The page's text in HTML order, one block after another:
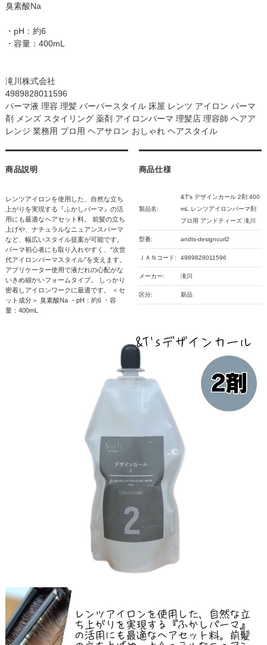
臭素酸Na
・pH：約6
・容量：400mL
滝川株式会社
4989828011596
パーマ液 理容 理髪 バーバースタイル 床屋 レンツ アイロン パーマ
剤 メンズ スタイリング 薬剤 アイロンパーマ 理髪店 理容師 ヘアア
レンジ 業務用 プロ用 ヘアサロン おしゃれ ヘアスタイル
商品説明
レンツアイロンを使用した、自然な立ち
上がりを実現する『ふかしパーマ』の活
用にも最適なヘアセット料。 前髪の立ち
上げや、ナチュラルなニュアンスパーマ
など、幅広いスタイル提案が可能です。
パーマ初心者にも取り入れやすく、“次世
代アイロンパーマスタイル”を支えます。
アプリケーター使用で液だれの心配がな
いきめ細かいフォームタイプ。 しっかり
密着しアイロンワークに最適です。 ＜セ
ット成分＞ 臭素酸Na ・pH：約6 ・容
量：400mL
商品仕様
製品名:
&T's デザインカール 2剤 400
mL レンツアイロンパーマ剤
プロ用 アンドティーズ 滝川
型番: andts-designcurl2
ＪＡＮコード: 4989828011596
メーカー: 滝川
区分: 新品